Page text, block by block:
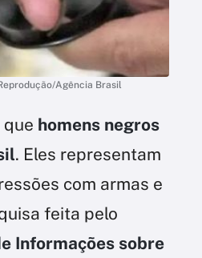
Agência Brasil
homens negros
. Eles representam
com armas e
feita pelo
Informações sobre